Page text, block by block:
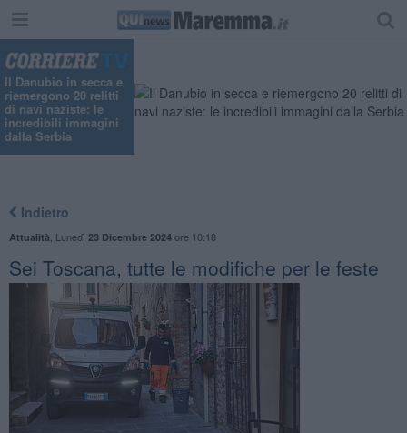
Il Danubio in secca e
riemergono 20 relitti
di navi naziste: le
incredibili immagini
dalla Serbia
Indietro
Attualità Lunedì 23 Dicembre 2024ore 10:18
Sei Toscana, tutte le modifiche per le feste